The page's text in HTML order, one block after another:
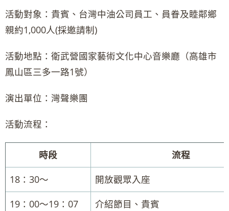
活動對象：貴賓、台灣中油公司員工、員眷及睦鄰鄉
親約1,000人(採邀請制)
活動地點：衛武營國家藝術文化中心音樂廳（高雄市
鳳山區三多一路1號）
演出單位：灣聲樂團
活動流程：
時段
流程
18：30～
開放觀眾入座
19：00～19：07
介紹節目、貴賓